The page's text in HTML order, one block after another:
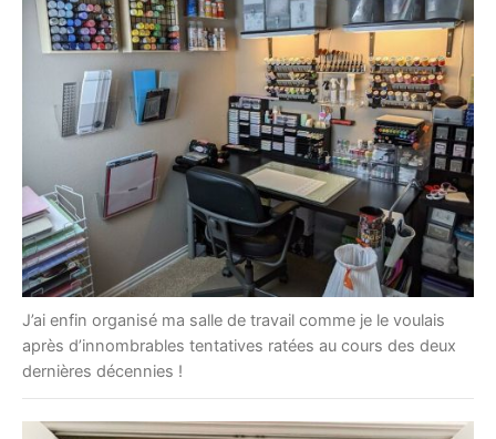
J’ai enfin organisé ma salle de travail comme je le voulais
après d’innombrables tentatives ratées au cours des deux
dernières décennies !